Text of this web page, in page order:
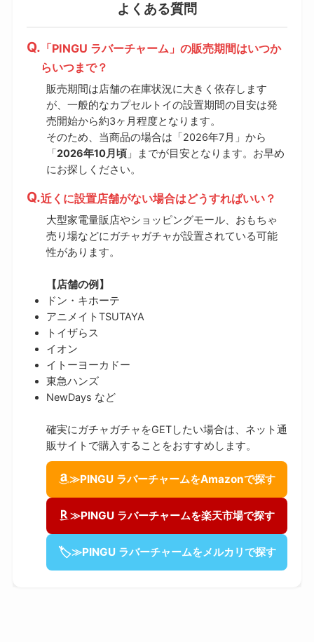
よくある質問
「PINGU ラバーチャーム」の販売期間はいつか
らいつまで？
販売期間は店舗の在庫状況に大きく依存します
が、一般的なカプセルトイの設置期間の目安は発
売開始から約3ヶ月程度となります。
そのため、当商品の場合は「2026年7月」から
「2026年10月頃」までが目安となります。お早め
にお探しください。
近くに設置店舗がない場合はどうすればいい？
大型家電量販店やショッピングモール、おもちゃ
売り場などにガチャガチャが設置されている可能
性があります。
【店舗の例】
ドン・キホーテ
アニメイトTSUTAYA
トイザらス
イオン
イトーヨーカドー
東急ハンズ
NewDays など
確実にガチャガチャをGETしたい場合は、ネット通
販サイトで購入することをおすすめします。
≫PINGU ラバーチャームをAmazonで探す
≫PINGU ラバーチャームを楽天市場で探す
🏷≫PINGU ラバーチャームをメルカリで探す